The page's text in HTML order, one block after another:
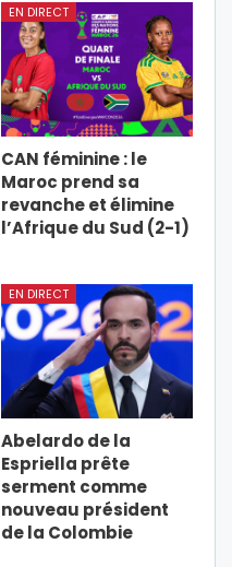
EN DIRECT
CAN féminine : le
Maroc prend sa
revanche et élimine
l’Afrique du Sud (2-1)
EN DIRECT
Abelardo de la
Espriella prête
serment comme
nouveau président
de la Colombie